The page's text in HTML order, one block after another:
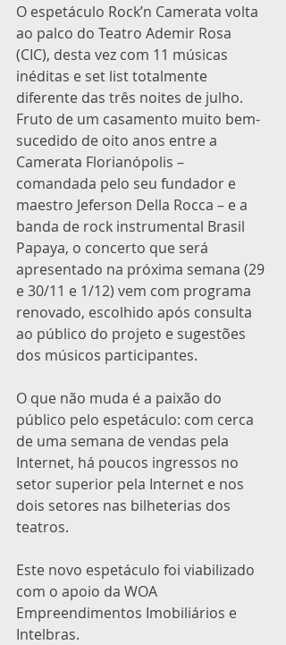
O espetáculo Rock’n Camerata volta
ao palco do Teatro Ademir Rosa
(CIC), desta vez com 11 músicas
inéditas e set list totalmente
diferente das três noites de julho.
Fruto de um casamento muito bem-
sucedido de oito anos entre a
Camerata Florianópolis –
comandada pelo seu fundador e
maestro Jeferson Della Rocca – e a
banda de rock instrumental Brasil
Papaya, o concerto que será
apresentado na próxima semana (29
e 30/11 e 1/12) vem com programa
renovado, escolhido após consulta
ao público do projeto e sugestões
dos músicos participantes.
O que não muda é a paixão do
público pelo espetáculo: com cerca
de uma semana de vendas pela
Internet, há poucos ingressos no
setor superior pela Internet e nos
dois setores nas bilheterias dos
teatros.
Este novo espetáculo foi viabilizado
com o apoio da WOA
Empreendimentos Imobiliários e
Intelbras.